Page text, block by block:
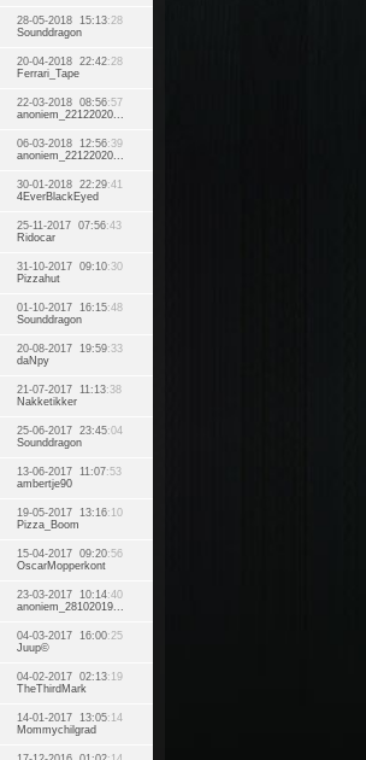
28-05-2018 15:13:28
Sounddragon
20-04-2018 22:42:28
Ferrari_Tape
22-03-2018 08:56:57
anoniem_22122020...
06-03-2018 12:56:39
anoniem_22122020...
30-01-2018 22:29:41
4EverBlackEyed
25-11-2017 07:56:43
Ridocar
31-10-2017 09:10:30
Pizzahut
01-10-2017 16:15:48
Sounddragon
20-08-2017 19:59:33
daNpy
21-07-2017 11:13:38
Nakketikker
25-06-2017 23:45:04
Sounddragon
13-06-2017 11:07:53
ambertje90
19-05-2017 13:16:10
Pizza_Boom
15-04-2017 09:20:56
OscarMopperkont
23-03-2017 10:14:40
anoniem_28102019...
04-03-2017 16:00:25
Juup©
04-02-2017 02:13:19
TheThirdMark
14-01-2017 13:05:14
Mommychilgrad